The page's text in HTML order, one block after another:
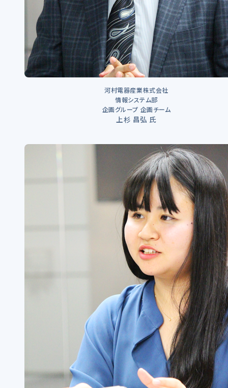
河村電器産業株式会社
情報システム部
企画グループ 企画チーム
上杉 昌弘 氏